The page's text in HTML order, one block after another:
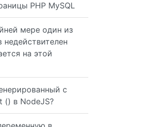
PHP MySQL
мере один из
недействителен
на этой
с
в NodeJS?